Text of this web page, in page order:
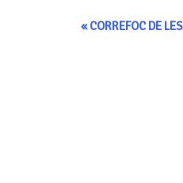
Navegació
«CORREFOC DE